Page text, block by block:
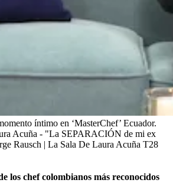
íntimo en ‘MasterChef’ Ecuador.
Acuña - "La SEPARACIÓN de mi ex
Rausch | La Sala De Laura Acuña T28
los chef colombianos más reconocidos